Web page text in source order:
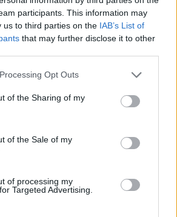
participants. This information may
us to third parties on the IAB’s List of
that may further disclose it to other
Opt Outs
of the Sharing of my
of the Sale of my
of processing my
Targeted Advertising.